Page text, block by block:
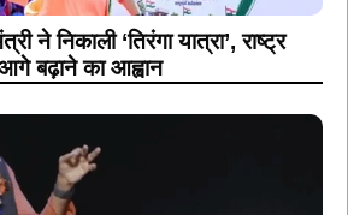
ने निकाली ‘तिरंगा यात्रा’, राष्ट्र
बढ़ाने का आह्वान